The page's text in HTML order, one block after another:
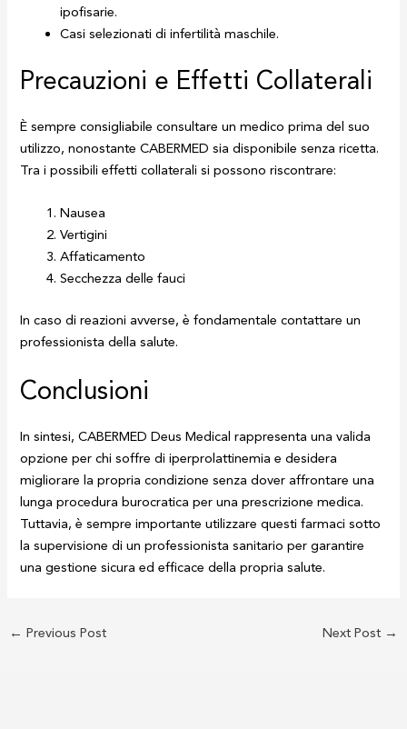
ipofisarie.
Casi selezionati di infertilità maschile.
Precauzioni e Effetti Collaterali
È sempre consigliabile consultare un medico prima del suo
utilizzo, nonostante CABERMED sia disponibile senza ricetta.
Tra i possibili effetti collaterali si possono riscontrare:
Nausea
Vertigini
Affaticamento
Secchezza delle fauci
In caso di reazioni avverse, è fondamentale contattare un
professionista della salute.
Conclusioni
In sintesi, CABERMED Deus Medical rappresenta una valida
opzione per chi soffre di iperprolattinemia e desidera
migliorare la propria condizione senza dover affrontare una
lunga procedura burocratica per una prescrizione medica.
Tuttavia, è sempre importante utilizzare questi farmaci sotto
la supervisione di un professionista sanitario per garantire
una gestione sicura ed efficace della propria salute.
← Previous Post Next Post →